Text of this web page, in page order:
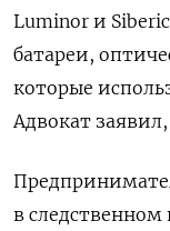
Luminor и
батареи,
которые
Адвокат
в следственном